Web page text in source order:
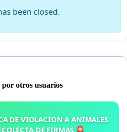
been closed.
por otros usuarios
DE VIOLACION A ANIMALES
DE FIRMAS 🚨